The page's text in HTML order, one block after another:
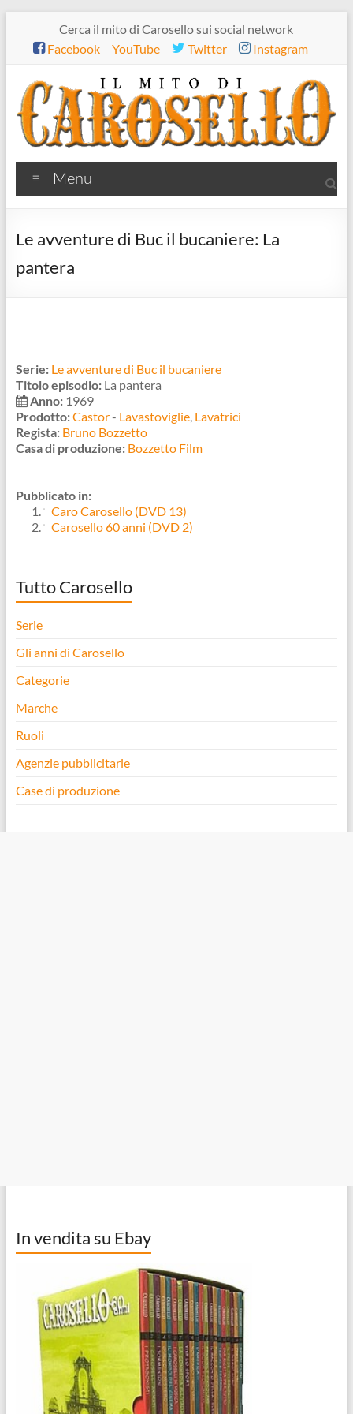
contenuto
Cerca il mito di Carosello sui social network
Facebook
YouTube Twitter Instagram
Il
mito
di
Carosello
Menu
Le avventure di Buc il bucaniere: La
pantera
Serie: Le avventure di Buc il bucaniere
Titolo episodio:La pantera
Anno:1969
Prodotto:Castor- Lavastoviglie, Lavatrici
Regista: Bruno Bozzetto
Casa di produzione: Bozzetto Film
Pubblicato in:
Caro Carosello (DVD 13)
Carosello 60 anni (DVD 2)
Tutto Carosello
Serie
Gli anni di Carosello
Categorie
Marche
Ruoli
Agenzie pubblicitarie
Case di produzione
In vendita su Ebay